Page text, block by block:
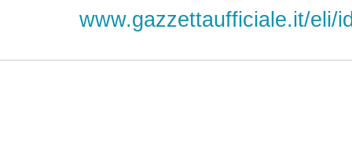
www.gazzettaufficiale.it/eli/